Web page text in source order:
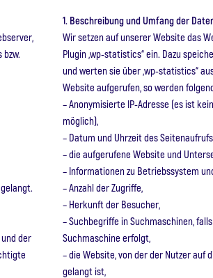
der
1. Beschreibung und Umfang der
Wir setzen auf unserer Website das
Plugin „wp-statistics“ ein. Dazu
und werten sie über „wp-statistics“
Website aufgerufen, so werden
– Anonymisierte IP-Adresse (es ist
möglich),
– Datum und Uhrzeit des
– die aufgerufene Website und
– Informationen zu Betriebssystem
– Anzahl der Zugriffe,
– Herkunft der Besucher,
– Suchbegriffe in Suchmaschinen,
Suchmaschine erfolgt,
– die Website, von der der Nutzer auf
gelangt ist,